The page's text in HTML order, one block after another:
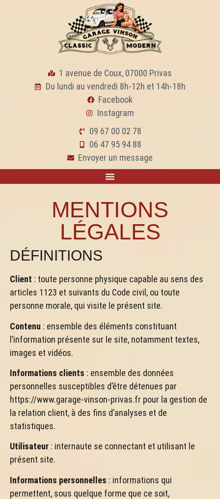
1 avenue de Coux, 07000 Privas
Du lundi au vendredi 8h-12h et 14h-18h
Facebook
Instagram
09 67 00 02 78
06 47 95 94 88
Envoyer un message
MENTIONS
LÉGALES
DÉFINITIONS
Client : toute personne physique capable au sens des
articles 1123 et suivants du Code civil, ou toute
personne morale, qui visite le présent site.
Contenu : ensemble des éléments constituant
l’information présente sur le site, notamment textes,
images et vidéos.
Informations clients : ensemble des données
personnelles susceptibles d’être détenues par
https://www.garage-vinson-privas.fr pour la gestion de
la relation client, à des fins d’analyses et de
statistiques.
Utilisateur : internaute se connectant et utilisant le
présent site.
Informations personnelles : informations qui
permettent, sous quelque forme que ce soit,